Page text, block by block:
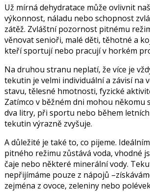
Už mírná dehydratace může ovlivnit
výkonnost, náladu nebo schopnost
zátěž. Zvláštní pozornost pitnému
věnovat senioři, malé děti, těhotné a
kteří sportují nebo pracují v horkém
Na druhou stranu neplatí, že více je
tekutin je velmi individuální a závisí na
stavu, tělesné hmotnosti, fyzické
Zatímco v běžném dni mohou někomu
dva litry, při sportu nebo během
tekutin výrazně zvyšuje.
A důležité je také to, co pijeme.
pitného režimu zůstává voda, vhodné
čaje nebo některé minerální vody.
nepřijímáme pouze z nápojů
zejména z ovoce, zeleniny nebo